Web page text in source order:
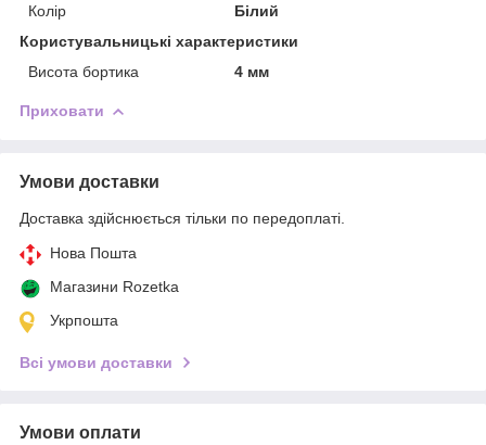
Колір
Білий
Користувальницькі характеристики
Висота бортика
4 мм
Приховати
Умови доставки
Доставка здійснюється тільки по передоплаті.
Нова Пошта
Магазини Rozetka
Укрпошта
Всі умови доставки
Умови оплати